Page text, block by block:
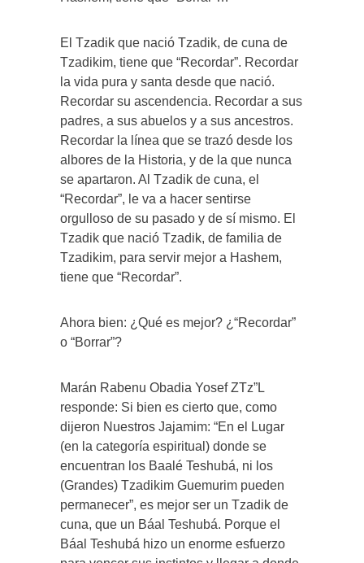
El Tzadik que nació Tzadik, de cuna de
Tzadikim, tiene que “Recordar”. Recordar
la vida pura y santa desde que nació.
Recordar su ascendencia. Recordar a sus
padres, a sus abuelos y a sus ancestros.
Recordar la línea que se trazó desde los
albores de la Historia, y de la que nunca
se apartaron. Al Tzadik de cuna, el
“Recordar”, le va a hacer sentirse
orgulloso de su pasado y de sí mismo. El
Tzadik que nació Tzadik, de familia de
Tzadikim, para servir mejor a Hashem,
tiene que “Recordar”.
Ahora bien: ¿Qué es mejor? ¿“Recordar”
o “Borrar”?
Marán Rabenu Obadia Yosef ZTz”L
responde: Si bien es cierto que, como
dijeron Nuestros Jajamim: “En el Lugar
(en la categoría espiritual) donde se
encuentran los Baalé Teshubá, ni los
(Grandes) Tzadikim Guemurim pueden
permanecer”, es mejor ser un Tzadik de
cuna, que un Báal Teshubá. Porque el
Báal Teshubá hizo un enorme esfuerzo